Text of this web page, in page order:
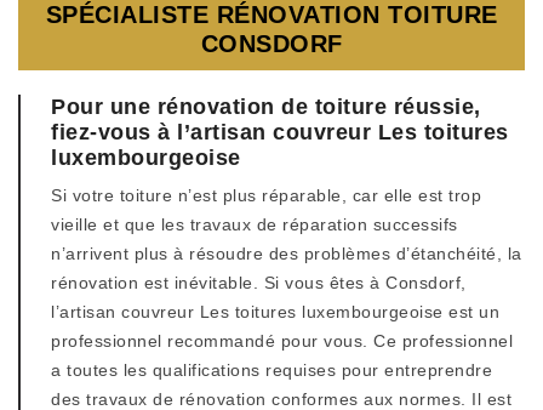
SPÉCIALISTE RÉNOVATION TOITURE
CONSDORF
Pour une rénovation de toiture réussie,
fiez-vous à l’artisan couvreur Les toitures
luxembourgeoise
Si votre toiture n’est plus réparable, car elle est trop
vieille et que les travaux de réparation successifs
n’arrivent plus à résoudre des problèmes d’étanchéité, la
rénovation est inévitable. Si vous êtes à Consdorf,
l’artisan couvreur Les toitures luxembourgeoise est un
professionnel recommandé pour vous. Ce professionnel
a toutes les qualifications requises pour entreprendre
des travaux de rénovation conformes aux normes. Il est